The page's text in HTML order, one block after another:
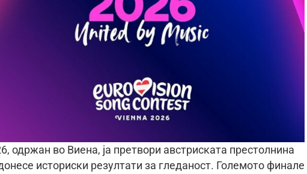
одржан во Виена, ја претвори австриската престолнина
историски резултати за гледаност. Големото финале